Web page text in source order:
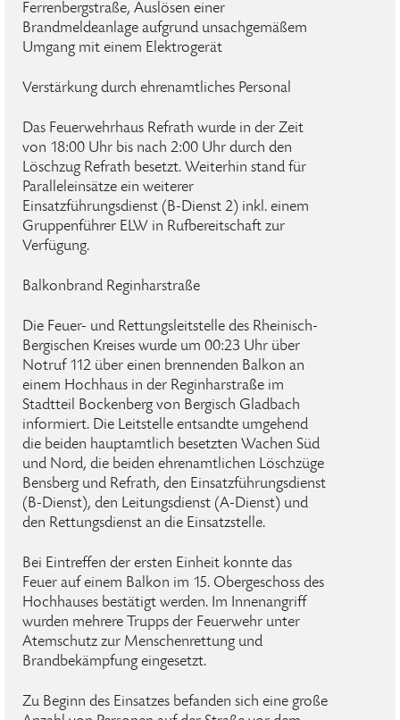
Ferrenbergstraße, Auslösen einer
Brandmeldeanlage aufgrund unsachgemäßem
Umgang mit einem Elektrogerät
Verstärkung durch ehrenamtliches Personal
Das Feuerwehrhaus Refrath wurde in der Zeit
von 18:00 Uhr bis nach 2:00 Uhr durch den
Löschzug Refrath besetzt. Weiterhin stand für
Paralleleinsätze ein weiterer
Einsatzführungsdienst (B-Dienst 2) inkl. einem
Gruppenführer ELW in Rufbereitschaft zur
Verfügung.
Balkonbrand Reginharstraße
Die Feuer- und Rettungsleitstelle des Rheinisch-
Bergischen Kreises wurde um 00:23 Uhr über
Notruf 112 über einen brennenden Balkon an
einem Hochhaus in der Reginharstraße im
Stadtteil Bockenberg von Bergisch Gladbach
informiert. Die Leitstelle entsandte umgehend
die beiden hauptamtlich besetzten Wachen Süd
und Nord, die beiden ehrenamtlichen Löschzüge
Bensberg und Refrath, den Einsatzführungsdienst
(B-Dienst), den Leitungsdienst (A-Dienst) und
den Rettungsdienst an die Einsatzstelle.
Bei Eintreffen der ersten Einheit konnte das
Feuer auf einem Balkon im 15. Obergeschoss des
Hochhauses bestätigt werden. Im Innenangriff
wurden mehrere Trupps der Feuerwehr unter
Atemschutz zur Menschenrettung und
Brandbekämpfung eingesetzt.
Zu Beginn des Einsatzes befanden sich eine große